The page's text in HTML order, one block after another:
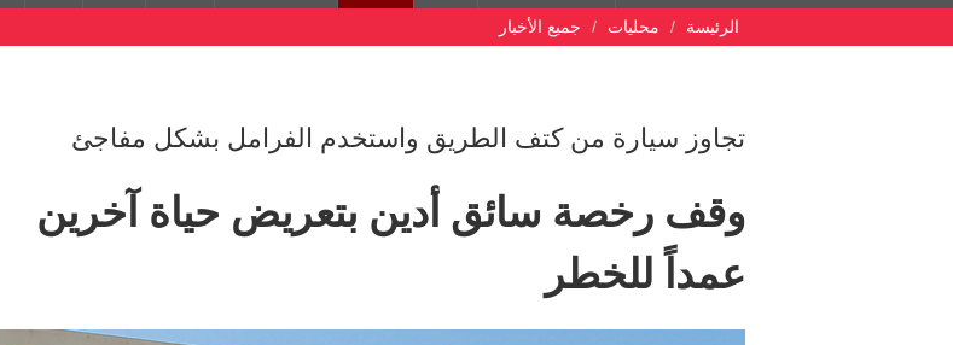
الرئيسة محليات جميع الأخبار
تجاوز سيارة من كتف الطريق واستخدم الفرامل بشكل مفاجئ
وقف رخصة سائق أدين بتعريض حياة آخرين
عمداً للخطر